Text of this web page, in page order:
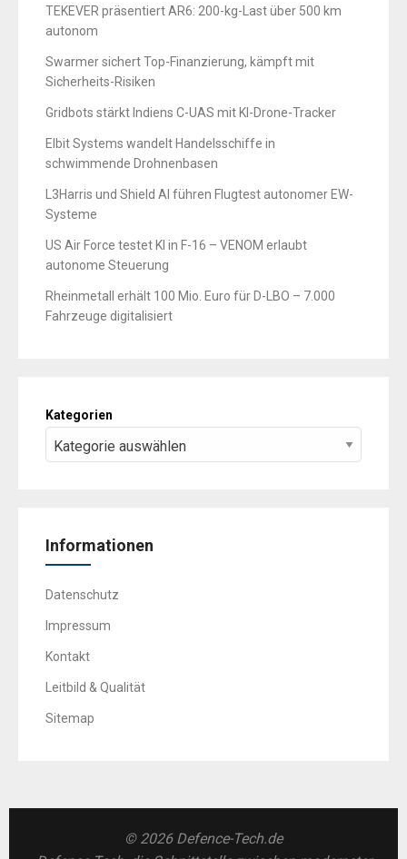
TEKEVER präsentiert AR6: 200-kg-Last über 500 km
autonom
Swarmer sichert Top-Finanzierung, kämpft mit
Sicherheits-Risiken
Gridbots stärkt Indiens C-UAS mit KI-Drone-Tracker
Elbit Systems wandelt Handelsschiffe in
schwimmende Drohnenbasen
L3Harris und Shield AI führen Flugtest autonomer EW-
Systeme
US Air Force testet KI in F-16 – VENOM erlaubt
autonome Steuerung
Rheinmetall erhält 100 Mio. Euro für D-LBO – 7.000
Fahrzeuge digitalisiert
Kategorien
Informationen
Datenschutz
Impressum
Kontakt
Leitbild & Qualität
Sitemap
© 2026 Defence-Tech.de